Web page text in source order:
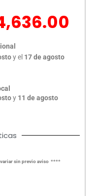
y el 17 de agosto
y 11 de agosto
sin previo aviso ****